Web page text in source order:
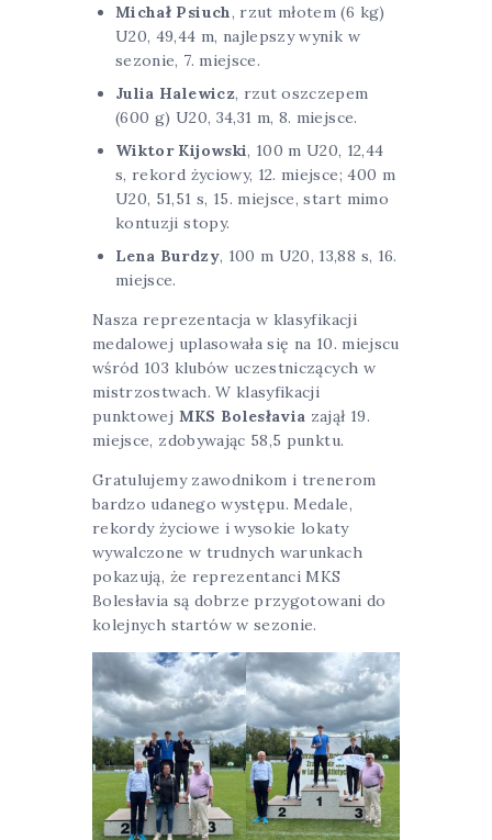
Michał Psiuch , rzut młotem (6 kg)
U20, 49,44 m, najlepszy wynik w
sezonie, 7. miejsce.
Julia Halewicz, rzut oszczepem
(600 g) U20, 34,31 m, 8. miejsce.
Wiktor Kijowski, 100 m U20, 12,44
s, rekord życiowy, 12. miejsce; 400 m
U20, 51,51 s, 15. miejsce, start mimo
kontuzji stopy.
Lena Burdzy, 100 m U20, 13,88 s, 16.
miejsce.
Nasza reprezentacja w klasyfikacji
medalowej uplasowała się na 10. miejscu
wśród 103 klubów uczestniczących w
mistrzostwach. W klasyfikacji
punktowej MKS Bolesłavia zajął 19.
miejsce, zdobywając 58,5 punktu.
Gratulujemy zawodnikom i trenerom
bardzo udanego występu. Medale,
rekordy życiowe i wysokie lokaty
wywalczone w trudnych warunkach
pokazują, że reprezentanci MKS
Bolesłavia są dobrze przygotowani do
kolejnych startów w sezonie.